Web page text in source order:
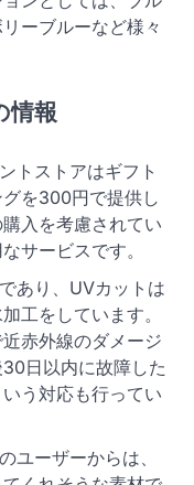
ーブルーなど様々
情報
トストアはギフト
を300円で提供し
入を考慮されてい
サービスです。
あり、UVカットは
工をしています。
赤外線のダメージ
日以内に故障した
う対応も行ってい
ユーザーからは、